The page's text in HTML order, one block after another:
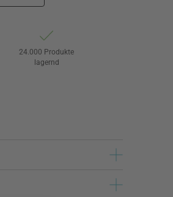
24.000 Produkte
lagernd